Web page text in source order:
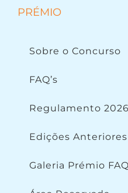
PRÉMIO
Sobre o Concurso
FAQ’s
Regulamento 2026
Edições Anteriores
Galeria Prémio